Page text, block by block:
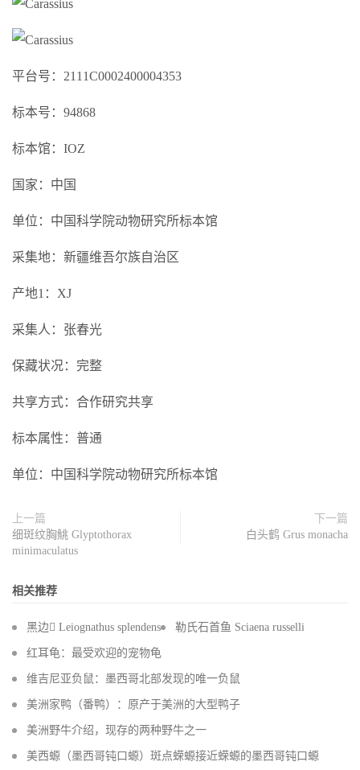
平台号：2111C0002400004353
标本号：94868
标本馆：IOZ
国家：中国
单位：中国科学院动物研究所标本馆
采集地：新疆维吾尔族自治区
产地1：XJ
采集人：张春光
保藏状况：完整
共享方式：合作研究共享
标本属性：普通
单位：中国科学院动物研究所标本馆
上一篇
细斑纹胸鮡 Glyptothorax
minimaculatus
下一篇
白头鹤 Grus monacha
相关推荐
黑边 Leiognathus splendens 勒氏石首鱼 Sciaena russelli
红耳龟：最受欢迎的宠物龟
维吉尼亚负鼠：墨西哥北部发现的唯一负鼠
美洲家鸭（番鸭）：原产于美洲的大型鸭子
美洲野牛介绍，现存的两种野牛之一
美西螈（墨西哥钝口螈）斑点蝾螈接近蝾螈的墨西哥钝口螈